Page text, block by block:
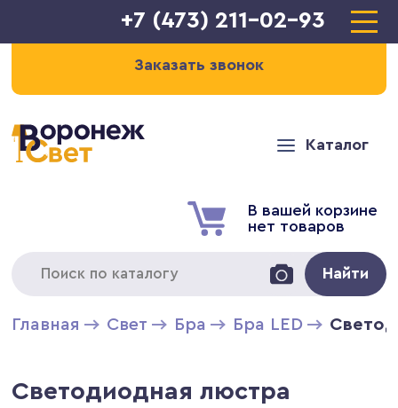
+7 (473) 211-02-93
Заказать звонок
Каталог
В вашей корзине
нет товаров
Найти
Главная Свет Бра Бра LED
Светодиодная люстра